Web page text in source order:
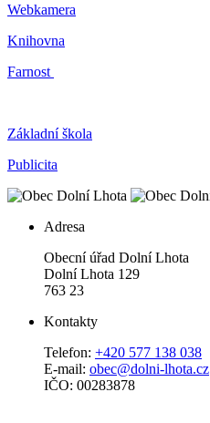
Webkamera
Knihovna
Farnost
Základní škola
Publicita
Adresa
Obecní úřad Dolní Lhota
Dolní Lhota 129
763 23
Kontakty
Telefon: +420 577 138 038
E-mail: obec@dolni-lhota.cz
IČO: 00283878